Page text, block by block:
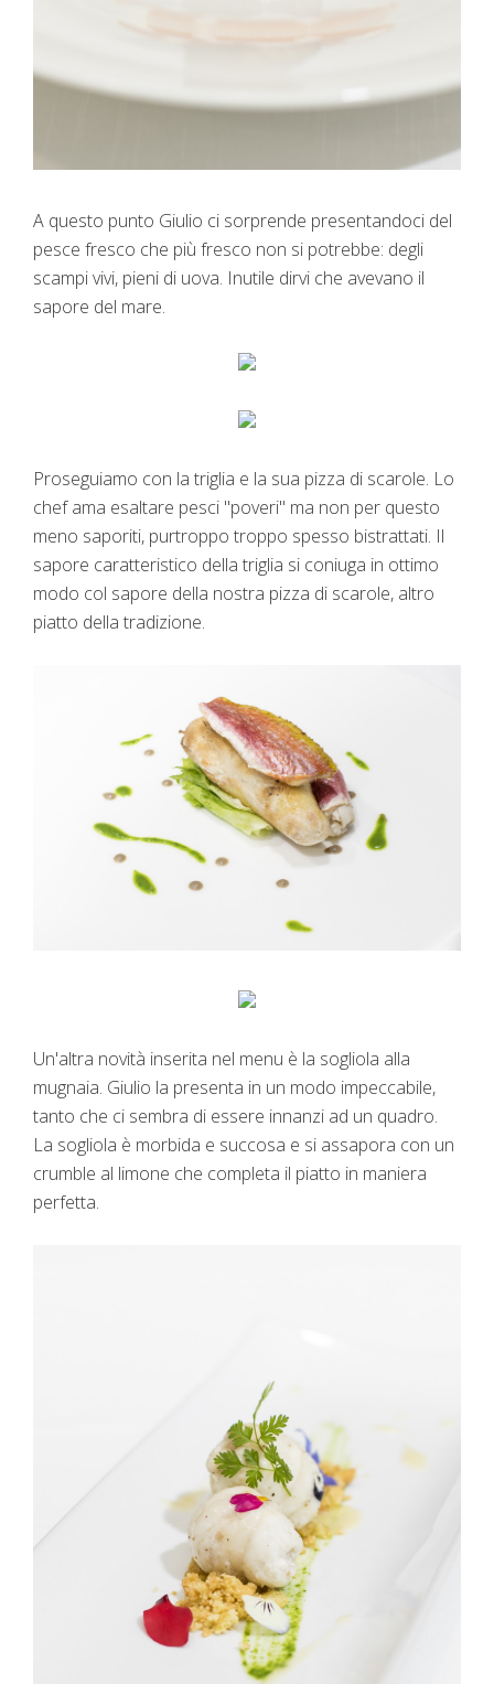
A questo punto Giulio ci sorprende presentandoci del
pesce fresco che più fresco non si potrebbe: degli
scampi vivi, pieni di uova. Inutile dirvi che avevano il
sapore del mare.
Proseguiamo con la triglia e la sua pizza di scarole. Lo
chef ama esaltare pesci "poveri" ma non per questo
meno saporiti, purtroppo troppo spesso bistrattati. Il
sapore caratteristico della triglia si coniuga in ottimo
modo col sapore della nostra pizza di scarole, altro
piatto della tradizione.
Un'altra novità inserita nel menu è la sogliola alla
mugnaia. Giulio la presenta in un modo impeccabile,
tanto che ci sembra di essere innanzi ad un quadro.
La sogliola è morbida e succosa e si assapora con un
crumble al limone che completa il piatto in maniera
perfetta.